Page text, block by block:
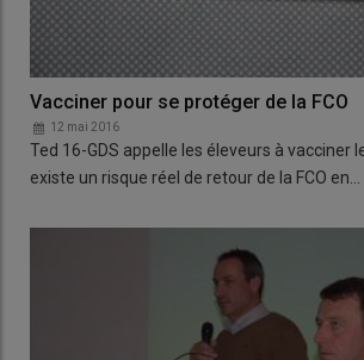
Vacciner pour se protéger de la FCO
12 mai 2016
Ted 16-GDS appelle les éleveurs à vacciner
existe un risque réel de retour de la FCO en…